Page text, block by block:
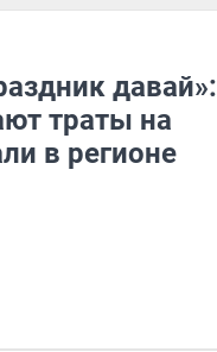
давай»:
траты на
в регионе